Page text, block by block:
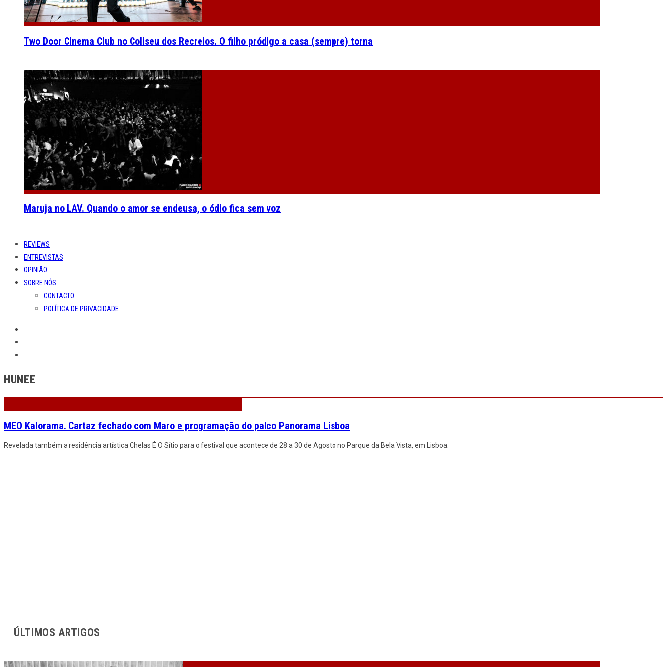
Two Door Cinema Club no Coliseu dos Recreios. O filho pródigo a casa (sempre) torna
Maruja no LAV. Quando o amor se endeusa, o ódio fica sem voz
REVIEWS
ENTREVISTAS
OPINIÃO
SOBRE NÓS
CONTACTO
POLÍTICA DE PRIVACIDADE
HUNEE
MEO Kalorama. Cartaz fechado com Maro e programação do palco Panorama Lisboa
Revelada também a residência artística Chelas É O Sítio para o festival que acontece de 28 a 30 de Agosto no Parque da Bela Vista, em Lisboa.
ÚLTIMOS ARTIGOS